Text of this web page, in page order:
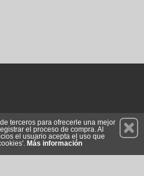
Suscríbete
terceros para ofrecerle una mejor
el proceso de compra. Al
el usuario acepta el uso que
Más información